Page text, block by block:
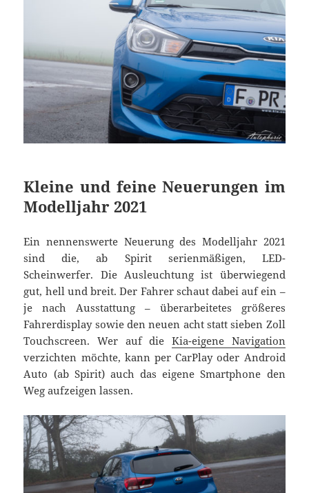
Kleine und feine Neuerungen im
Modelljahr 2021
Ein nennenswerte Neuerung des Modelljahr 2021
sind die, ab Spirit serienmäßigen, LED-
Scheinwerfer. Die Ausleuchtung ist überwiegend
gut, hell und breit. Der Fahrer schaut dabei auf ein –
je nach Ausstattung – überarbeitetes größeres
Fahrerdisplay sowie den neuen acht statt sieben Zoll
Touchscreen. Wer auf die Kia-eigene Navigation
verzichten möchte, kann per CarPlay oder Android
Auto (ab Spirit) auch das eigene Smartphone den
Weg aufzeigen lassen.